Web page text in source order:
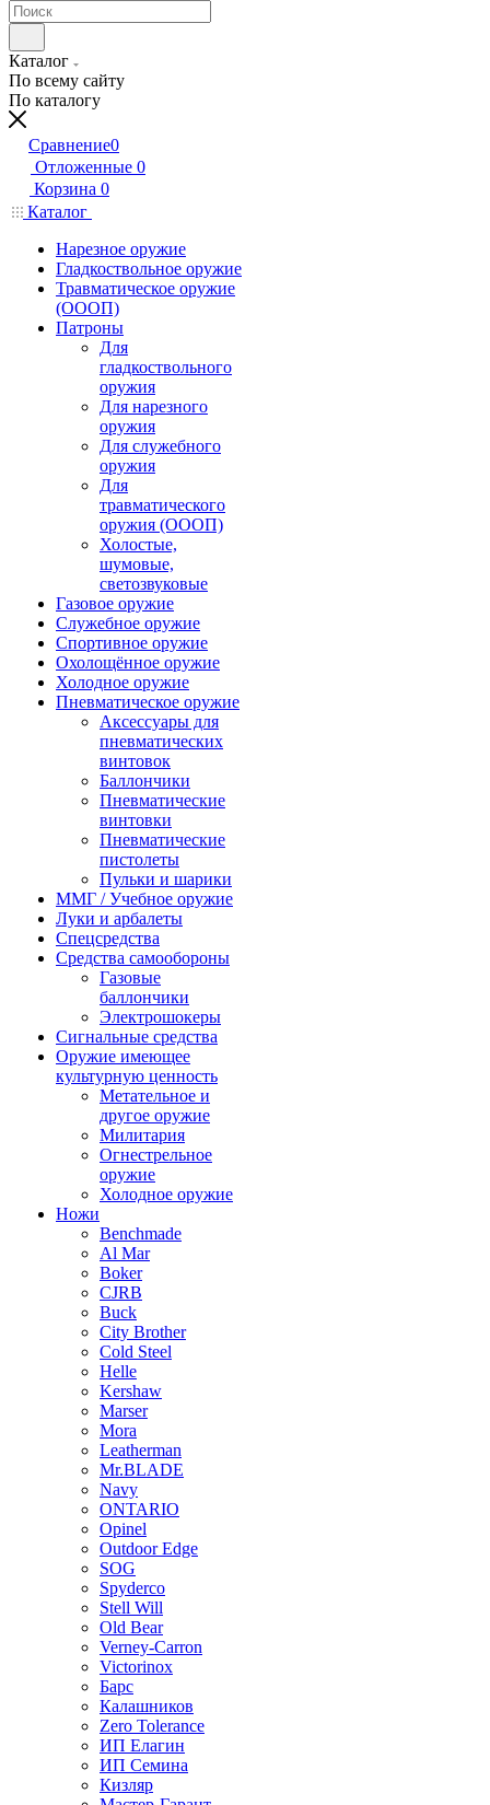
Каталог
По всему сайту
По каталогу
Сравнение0
Отложенные 0
Корзина 0
Каталог
Нарезное оружие
Гладкоствольное оружие
Травматическое оружие
(ОООП)
Патроны
Для
гладкоствольного
оружия
Для нарезного
оружия
Для служебного
оружия
Для
травматического
оружия (ОООП)
Холостые,
шумовые,
светозвуковые
Газовое оружие
Служебное оружие
Спортивное оружие
Охолощённое оружие
Холодное оружие
Пневматическое оружие
Аксессуары для
пневматических
винтовок
Баллончики
Пневматические
винтовки
Пневматические
пистолеты
Пульки и шарики
ММГ / Учебное оружие
Луки и арбалеты
Спецсредства
Средства самообороны
Газовые
баллончики
Электрошокеры
Сигнальные средства
Оружие имеющее
культурную ценность
Метательное и
другое оружие
Милитария
Огнестрельное
оружие
Холодное оружие
Ножи
Benchmade
Al Mar
Boker
CJRB
Buck
City Brother
Cold Steel
Helle
Kershaw
Marser
Mora
Leatherman
Mr.BLADE
Navy
ONTARIO
Opinel
Outdoor Edge
SOG
Spyderco
Stell Will
Old Bear
Verney-Carron
Victorinox
Барс
Калашников
Zero Tolerance
ИП Елагин
ИП Семина
Кизляр